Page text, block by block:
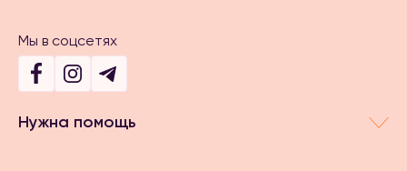
Мы в соцсетях
Нужна помощь